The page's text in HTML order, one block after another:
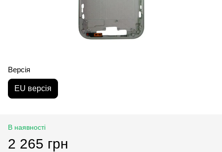
Версія
EU версія
В наявності
2 265 грн